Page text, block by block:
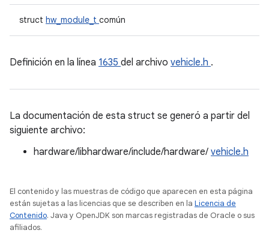
struct hw_module_t común
Definición en la línea 1635 del archivo vehicle.h .
La documentación de esta struct se generó a partir del
siguiente archivo:
hardware/libhardware/include/hardware/ vehicle.h
El contenido y las muestras de código que aparecen en esta página
están sujetas a las licencias que se describen en la Licencia de
Contenido. Java y OpenJDK son marcas registradas de Oracle o sus
afiliados.